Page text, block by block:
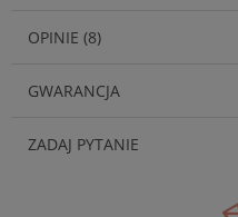
OPINIE (8)
GWARANCJA
ZADAJ PYTANIE